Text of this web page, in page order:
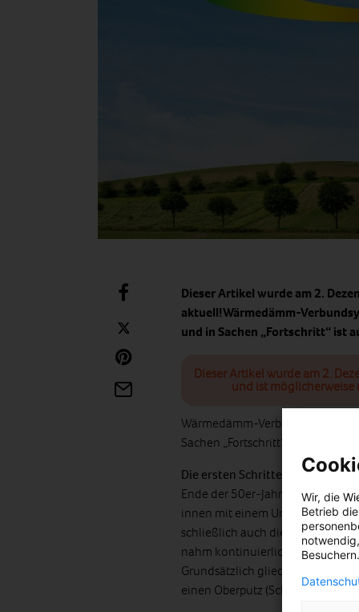
Dieser Artikel wurde am 2.
aktuell!Wärmedämm-
und in Sachen „Fortschritt“ ist
Dieser Artikel wurde am 2.
und ist
Wärmedämm-Verbundsysteme
Sachen „Fortschritt“ ist auch hier
Die ersten Schritte der WDVS
Ende der 50er-Jahre wurden
innen mit einem Unterputz
schließlich auch die
nahm kontinuierlich zu und nach
Grundsätzlich gliedert sich die
einen Oberputz
Wir, die
Betrieb